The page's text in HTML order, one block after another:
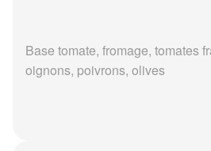
Base tomate, fromage, tomates
oignons, poivrons, olives